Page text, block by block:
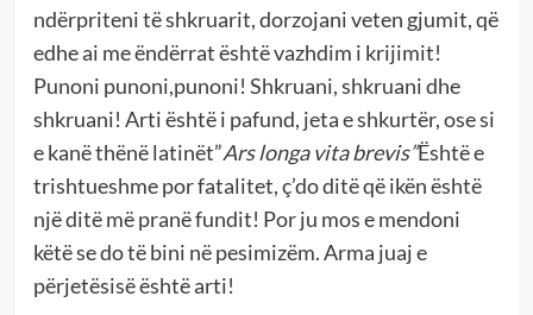
ndërpriteni të shkruarit, dorzojani veten gjumit, që
edhe ai me ëndërrat është vazhdim i krijimit!
Punoni punoni,punoni! Shkruani, shkruani dhe
shkruani! Arti është i pafund, jeta e shkurtër, ose si
e kanë thënë latinët”Ars longa vita brevis”Është e
trishtueshme por fatalitet, ç’do ditë që ikën është
një ditë më pranë fundit! Por ju mos e mendoni
këtë se do të bini në pesimizëm. Arma juaj e
përjetësisë është arti!